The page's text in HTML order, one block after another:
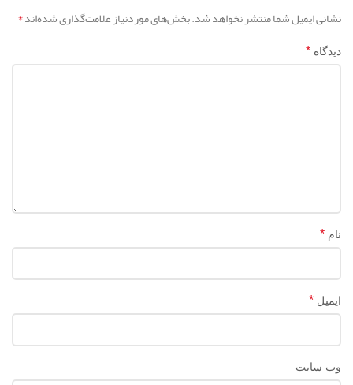
نشانی ایمیل شما منتشر نخواهد شد.بخش‌های موردنیاز علامت‌گذاری شده‌اند*
دیدگاه *
نام *
ایمیل *
وب‌ سایت